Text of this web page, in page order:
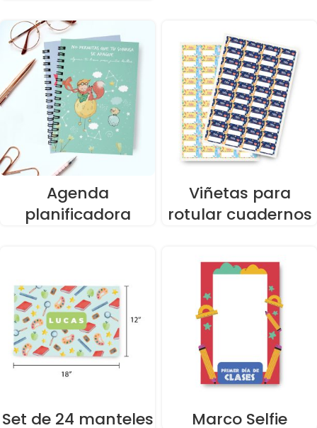
Agenda
planificadora
Viñetas para
rotular cuadernos
Set de 24 manteles
Marco Selfie